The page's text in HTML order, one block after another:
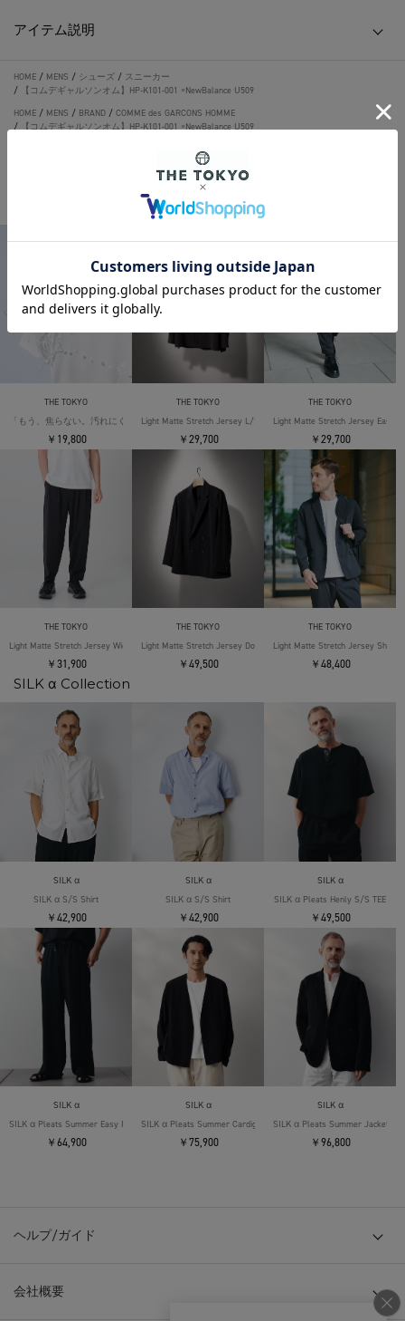
アイテム説明
HOME / MENS / シューズ / スニーカー
/
【コムデギャルソンオム】HP-K101-001 ×NewBalance U509
HOME / MENS / BRAND / COMME des GARCONS HOMME
/
【コムデギャルソンオム】HP-K101-001 ×NewBalance U509
THE TOKYO ORIGINAL ITEMS
THE TOKYO
「もう、焦らない。汚れにくい」SOLOTEX Jersey S/S T-Shirts
￥19,800
THE TOKYO
Light Matte Stretch Jersey L/S Shirt
￥29,700
THE TOKYO
Light Matte Stretch Jersey Easy
￥29,700
THE TOKYO
Light Matte Stretch Jersey Wide Tapered Pants
￥31,900
THE TOKYO
Light Matte Stretch Jersey Double Jacket
￥49,500
THE TOKYO
Light Matte Stretch Jersey Shape
￥48,400
SILK α Collection
SILK α
SILK α S/S Shirt
￥42,900
SILK α
SILK α S/S Shirt
￥42,900
SILK α
SILK α Pleats Henly S/S TEE
￥49,500
SILK α
SILK α Pleats Summer Easy Pants
￥64,900
SILK α
SILK α Pleats Summer Cardigan
￥75,900
SILK α
SILK α Pleats Summer Jacket
￥96,800
ヘルプ/ガイド
会社概要